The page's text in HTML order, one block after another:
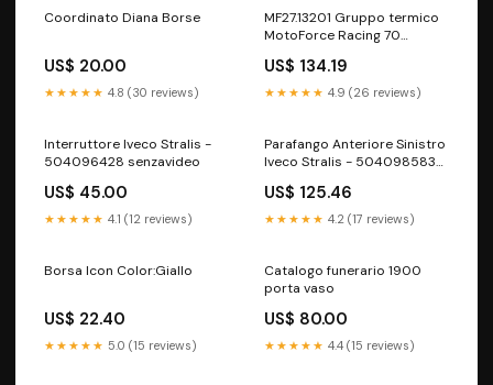
Coordinato Diana Borse
US$ 20.00
★★★★★ 4.8 (30 reviews)
MF27.13201 Gruppo termico
MotoForce Racing 70
RCX SELETTORE CAMBIO E
INGRANAGGI
US$ 134.19
★★★★★ 4.9 (26 reviews)
Interruttore Iveco Stralis -
504096428 senzavideo
US$ 45.00
★★★★★ 4.1 (12 reviews)
Parafango Anteriore Sinistro
Iveco Stralis - 504098583
US$ 125.46
★★★★★ 4.2 (17 reviews)
Borsa Icon Color:Giallo
US$ 22.40
★★★★★ 5.0 (15 reviews)
Catalogo funerario 1900
porta vaso
US$ 80.00
★★★★★ 4.4 (15 reviews)